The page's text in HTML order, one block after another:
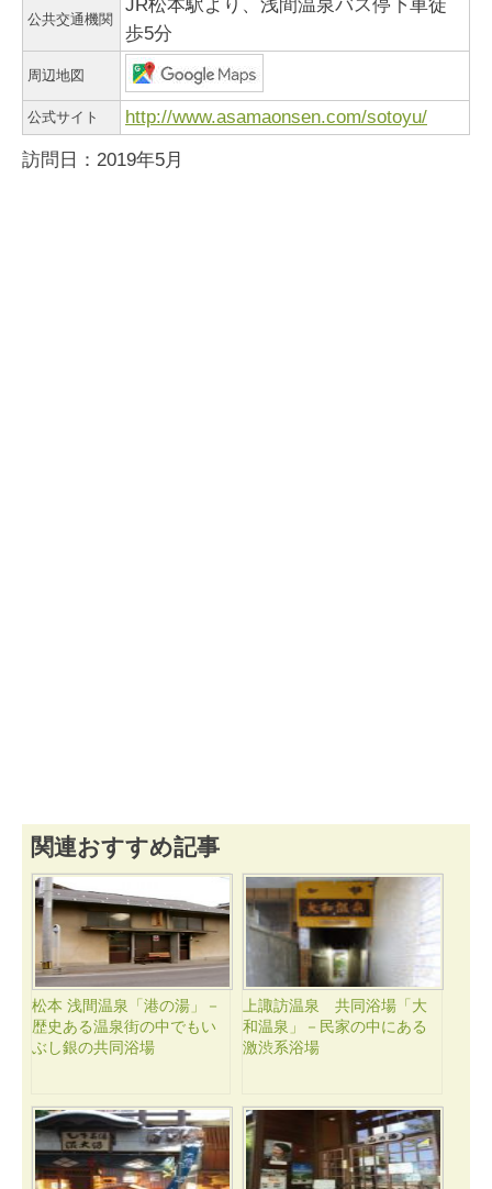
公共交通機関
JR松本駅より、浅間温泉バス停下車徒
歩5分
周辺地図
公式サイト http://www.asamaonsen.com/sotoyu/
訪問日：2019年5月
関連おすすめ記事
松本 浅間温泉「港の湯」－
歴史ある温泉街の中でもい
ぶし銀の共同浴場
上諏訪温泉 共同浴場「大
和温泉」－民家の中にある
激渋系浴場